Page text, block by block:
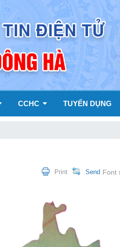
CCHC TUYỂN DỤNG
Print Send Font